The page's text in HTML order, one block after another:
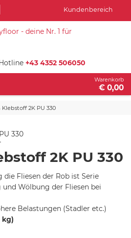
Kundenbereich
+43 4352 506050
Warenkorb
€ 0,00
2K PU 330
2K PU 330
Fliesen der Rob ist Serie
Wölbung der Fliesen bei
Belastungen (Stadler etc.)
kg)